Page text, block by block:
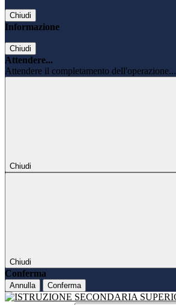
Chiudi
Informazione
Chiudi
Attendere...
Attendere il completamento dell'operazione...
Chiudi
Chiudi
Conferma
Annulla Conferma